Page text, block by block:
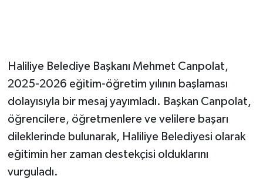
Haliliye Belediye Başkanı Mehmet Canpolat,
2025-2026 eğitim-öğretim yılının başlaması
dolayısıyla bir mesaj yayımladı. Başkan Canpolat,
öğrencilere, öğretmenlere ve velilere başarı
dileklerinde bulunarak, Haliliye Belediyesi olarak
eğitimin her zaman destekçisi olduklarını
vurguladı.